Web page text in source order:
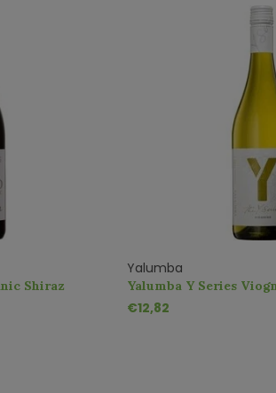
Shiraz
Yalumba
Yalumba Y Series
€12,82